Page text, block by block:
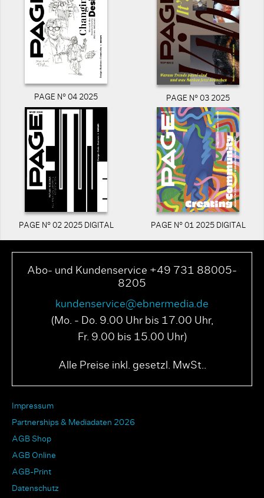
PAGE N° 04 2025 PAGE N° 03 2025
PAGE N° 02 2025 DIGITAL PAGE N° 01 2025 DIGITAL
Abo- und Kundenservice +49 731 88005-
8205
kundenservice@ebnermedia.de
(Mo. - Do. 9.00 Uhr bis 17.00 Uhr,
Fr. 9.00 bis 15.00 Uhr)
Alle Preise inkl. gesetzl. MwSt..
Impressum
Partnerships & Mediadaten 2026
AGB Shop
AGB Online
AGB-Print
Datenschutz